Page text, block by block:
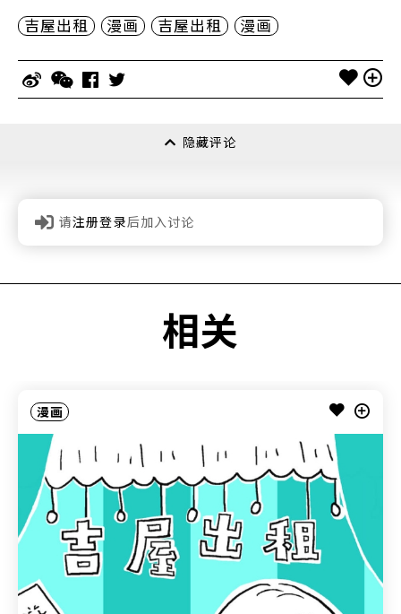
吉屋出租 漫画 吉屋出租 漫画
隐藏评论
请注册登录后加入讨论
相关
漫画